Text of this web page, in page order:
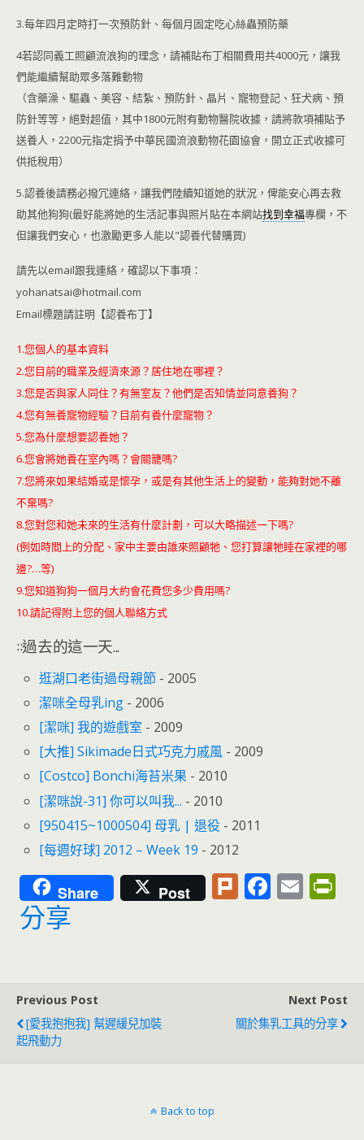
3.每年四月定時打一次預防針、每個月固定吃心絲蟲預防藥
4若認同義工照顧流浪狗的理念，請補貼布丁相關費用共4000元，讓我
們能繼續幫助眾多落難動物
（含藥澡、驅蟲、美容、結紮、預防針、晶片、寵物登記、狂犬病、預
防針等等，絕對超值，其中1800元附有動物醫院收據，請將款項補貼予
送養人，2200元指定捐予中華民國流浪動物花園協會，開立正式收據可
供抵稅用）
5.認養後請務必撥冗連絡，讓我們陸續知道她的狀況，俾能安心再去救
助其他狗狗(最好能將她的生活記事與照片貼在本網站找到幸福專欄，不
但讓我們安心，也激勵更多人能以"認養代替購買)
請先以email跟我連絡，確認以下事項：
yohanatsai@hotmail.com
Email標題請註明【認養布丁】
1.您個人的基本資料
2.您目前的職業及經濟來源？居住地在哪裡？
3.您是否與家人同住？有無室友？他們是否知情並同意養狗？
4.您有無養寵物經驗？目前有養什麼寵物？
5.您為什麼想要認養她？
6.您會將她養在室內嗎？會關籠嗎?
7.您將來如果結婚或是懷孕，或是有其他生活上的變動，能夠對她不離
不棄嗎?
8.您對您和她未來的生活有什麼計劃，可以大略描述一下嗎?
(例如時間上的分配、家中主要由誰來照顧牠、您打算讓牠睡在家裡的哪
邊?…等)
9.您知道狗狗一個月大約會花費您多少費用嗎?
10.請記得附上您的個人聯絡方式
::過去的這一天...
逛湖口老街過母親節 - 2005
潔咪全母乳ing - 2006
[潔咪] 我的遊戲室 - 2009
[大推] Sikimade日式巧克力戚風 - 2009
[Costco] Bonchi海苔米果 - 2010
[潔咪說-31] 你可以叫我... - 2010
[950415~1000504] 母乳 | 退役 - 2011
[每週好球] 2012 – Week 19 - 2012
Share Post Pl F
o
E
e
n
分享
Previous Post
[愛我抱抱我] 幫遲緩兒加裝
起飛動力
Next Post
關於集乳工具的分享
Back to top